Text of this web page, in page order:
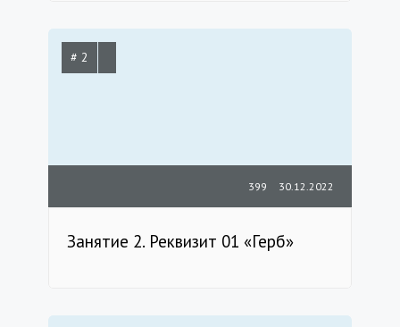
# 2
30.12.2022
399
Занятие 2. Реквизит 01 «Герб»